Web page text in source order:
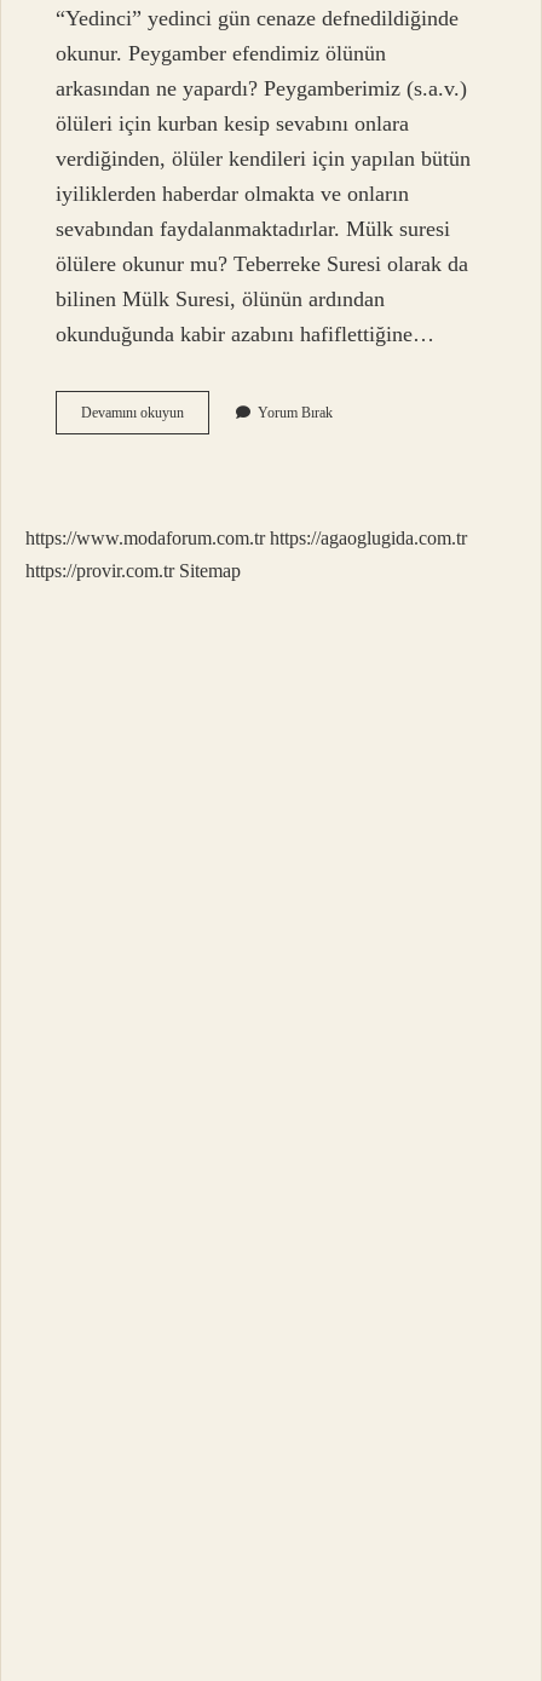
“Yedinci” yedinci gün cenaze defnedildiğinde
okunur. Peygamber efendimiz ölünün
arkasından ne yapardı? Peygamberimiz (s.a.v.)
ölüleri için kurban kesip sevabını onlara
verdiğinden, ölüler kendileri için yapılan bütün
iyiliklerden haberdar olmakta ve onların
sevabından faydalanmaktadırlar. Mülk suresi
ölülere okunur mu? Teberreke Suresi olarak da
bilinen Mülk Suresi, ölünün ardından
okunduğunda kabir azabını hafiflettiğine…
Devamını okuyunÖlülerin
Arkasından
Yorum Bırak
https://www.modaforum.com.tr https://agaoglugida.com.tr
https://provir.com.tr Sitemap